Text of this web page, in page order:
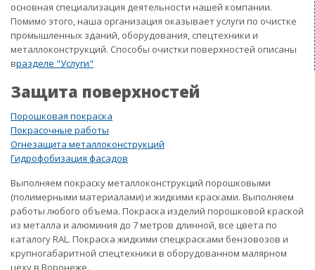
основная специализация деятельности нашей компании.
Помимо этого, наша организация оказывает услуги по очистке
промышленных зданий, оборудования, спецтехники и
металлоконструкций. Способы очистки поверхностей описаны
вразделе "Услуги"
Защита поверхностей
Порошковая покраска
Покрасочные работы
Огнезащита металлоконструкций
Гидрофобизация фасадов
Выполняем покраску металлоконструкций порошковыми
(полимерными материалами) и жидкими красками. Выполняем
работы любого объема. Покраска изделий порошковой краской
из металла и алюминия до 7 метров длинной, все цвета по
каталогу RAL. Покраска жидкими спецкрасками бензовозов и
крупногабаритной спецтехники в оборудованном малярном
цеху в Воронеже.